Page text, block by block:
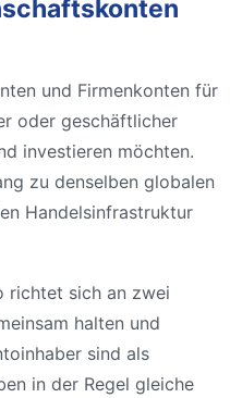
und Firmenkonten für
oder geschäftlicher
investieren möchten.
zu denselben globalen
Handelsinfrastruktur
richtet sich an zwei
halten und
sind als
in der Regel gleiche